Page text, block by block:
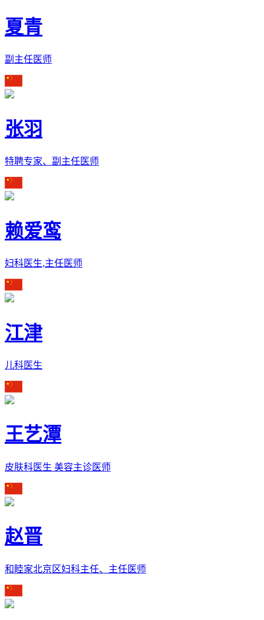
夏青
副主任医师
张羽
特聘专家、副主任医师
赖爱鸾
妇科医生,主任医师
江津
儿科医生
王艺潭
皮肤科医生 美容主诊医师
赵晋
和睦家北京区妇科主任、主任医师